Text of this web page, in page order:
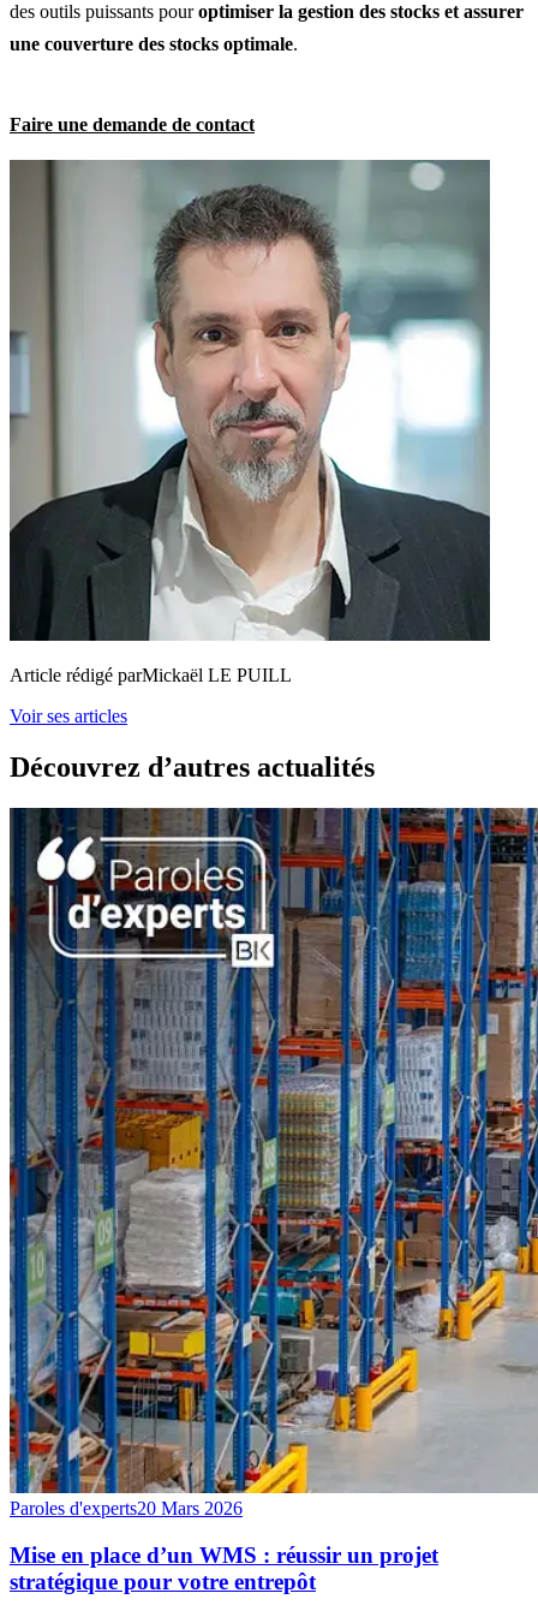
des outils puissants pouroptimiser la gestion des stocks et assurer
une couverture des stocks optimale.
Faire une demande de contact
Article rédigé parMickaël LE PUILL
Voir ses articles
Découvrez d’autres actualités
Paroles d'experts20 Mars 2026
Mise en place d’un WMS : réussir un projet
stratégique pour votre entrepôt